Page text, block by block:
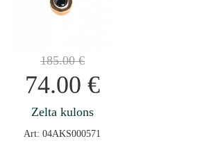
185.00€
74.00 €
Zelta kulons
Art: 04AKS000571